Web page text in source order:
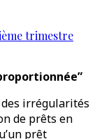
trimestre
irrégularités
de prêts en
prêt